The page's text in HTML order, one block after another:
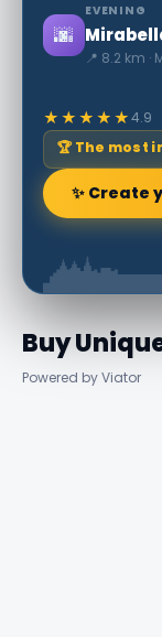
🌆
EVENING
📍 8.2 km
★★★★★4.9
🏆 The most
✨ Create
Buy
Powered by Viator